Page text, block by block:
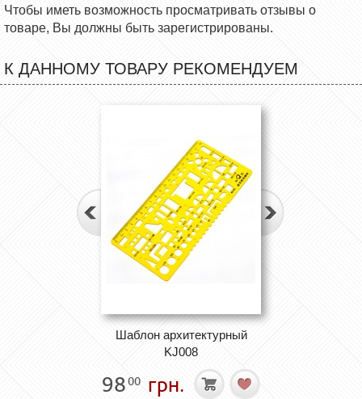
Чтобы иметь возможность просматривать отзывы о
товаре, Вы должны быть зарегистрированы.
К ДАННОМУ ТОВАРУ РЕКОМЕНДУЕМ
Шаблон архитектурный
KJ008
9800 грн.